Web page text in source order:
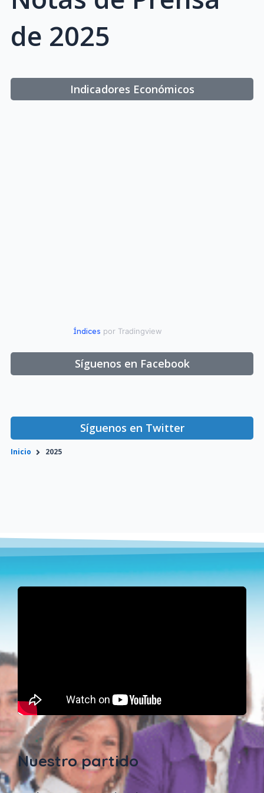
de 2025
Indicadores Económicos
Índices por Tradingview
Síguenos en Facebook
Síguenos en Twitter
Inicio 2025
Nuestro partido